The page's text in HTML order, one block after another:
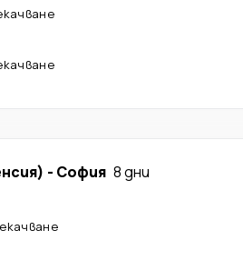
- София 8 дни